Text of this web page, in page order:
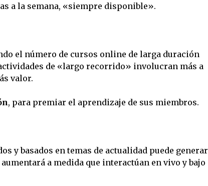
a la semana, «siempre disponible».
el número de cursos online de larga duración
de «largo recorrido» involucran más a
valor.
, para premiar el aprendizaje de sus miembros.
y basados ​​en temas de actualidad puede generar
a medida que interactúan en vivo y bajo